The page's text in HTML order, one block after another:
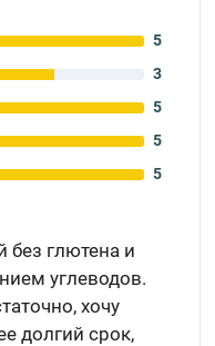
5
3
5
5
5
без глютена и
углеводов.
хочу
долгий срок,